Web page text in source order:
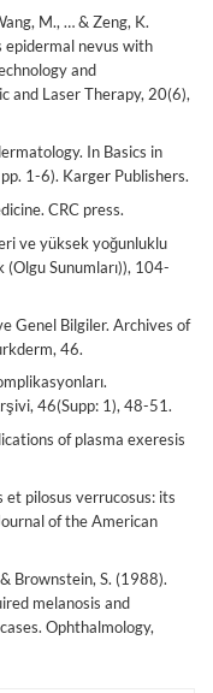
M., … & Zeng, K.
epidermal nevus with
and
and Laser Therapy, 20(6),
In Basics in
1-6). Karger Publishers.
CRC press.
ve yüksek yoğunluklu
(Olgu Sunumları)), 104-
Genel Bilgiler. Archives of
46.
46(Supp: 1), 48-51.
of plasma exeresis
pilosus verrucosus: its
of the American
& Brownstein, S. (1988).
melanosis and
Ophthalmology,